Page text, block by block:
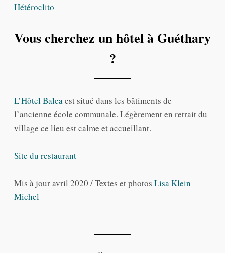
Hétéroclito
Vous cherchez un hôtel à Guéthary
?
L’Hôtel Balea est situé dans les bâtiments de
l’ancienne école communale. Légèrement en retrait du
village ce lieu est calme et accueillant.
Site du restaurant
Mis à jour avril 2020 / Textes et photos Lisa Klein
Michel